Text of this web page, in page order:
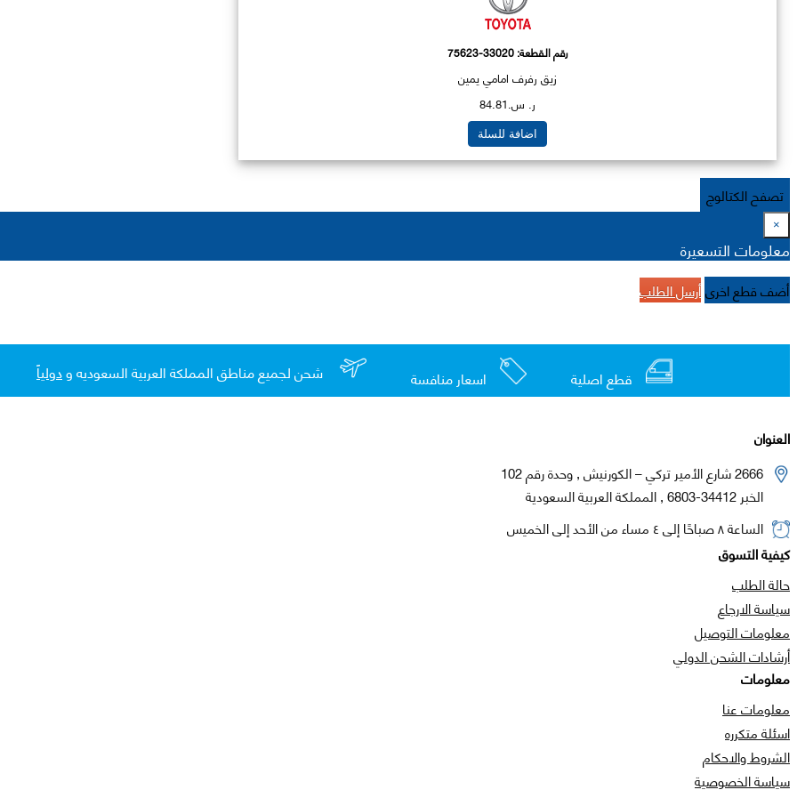
رقم القطعة:75623-33020
زيق رفرف امامي يمين
ر. س.84.81
اضافة للسلة
تصفح الكتالوج
×
معلومات التسعيرة
أضف قطع اخرىأرسل الطلب
قطع اصلية اسعار منافسة شحن لجميع مناطق المملكة العربية السعوديه ودولياً
العنوان
2666 شارع الأمير تركي – الكورنيش , وحدة رقم 102
الخبر 34412-6803 , المملكة العربية السعودية
الساعة ٨ صباحًا إلى ٤ مساء من الأحد إلى الخميس
كيفية التسوق
حالة الطلب
سياسة الارجاع
معلومات التوصيل
أرشادات الشحن الدولي
معلومات
معلومات عنا
اسئلة متكرره
الشروط والاحكام
سياسة الخصوصية